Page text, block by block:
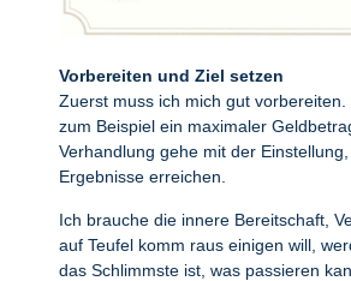
Vorbereiten und Ziel setzen
Zuerst muss ich mich gut
zum Beispiel ein maximaler
Verhandlung gehe mit der
Ergebnisse erreichen.
Ich brauche die innere Bereitschaft,
auf Teufel komm raus einigen will,
das Schlimmste ist, was passieren